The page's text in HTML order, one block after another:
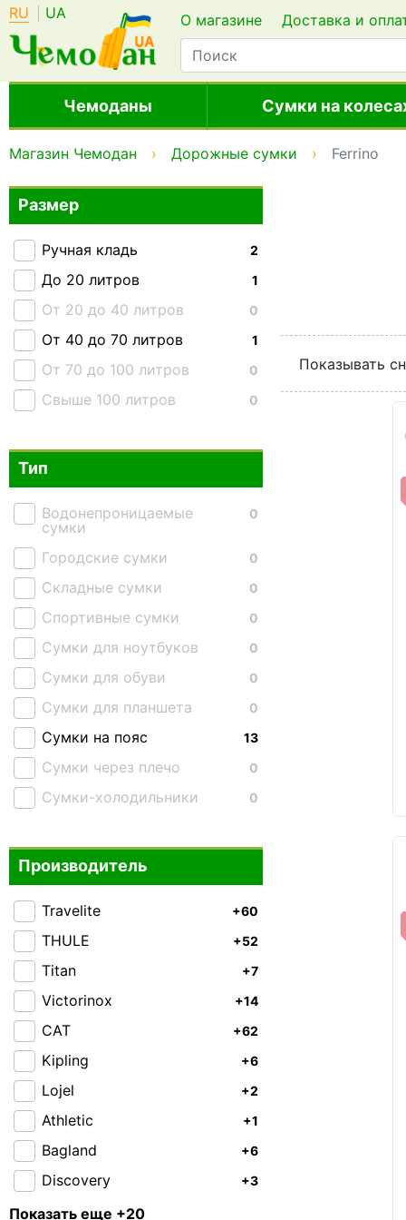
RU UA О магазине Доставка и
Чемоданы Сумки на
Магазин Чемодан Дорожные сумки Ferrino
Показывать
Размер
2
Ручная кладь
1
До 20 литров
0
От 20 до 40 литров
1
От 40 до 70 литров
0
От 70 до 100 литров
0
Свыше 100 литров
Тип
0
Водонепроницаемые
сумки
0
Городские сумки
0
Складные сумки
0
Спортивные сумки
0
Сумки для ноутбуков
0
Сумки для обуви
0
Сумки для планшета
13
Сумки на пояс
0
Сумки через плечо
0
Сумки-холодильники
Производитель
+60
Travelite
+52
THULE
+7
Titan
+14
Victorinox
+62
CAT
+6
Kipling
+2
Lojel
+1
Athletic
+6
Bagland
+3
Discovery
Enrico Benetti
Показать еще +20